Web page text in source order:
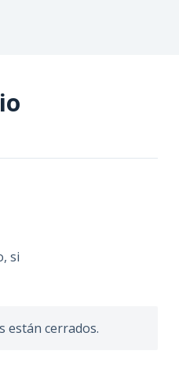
si
están cerrados.